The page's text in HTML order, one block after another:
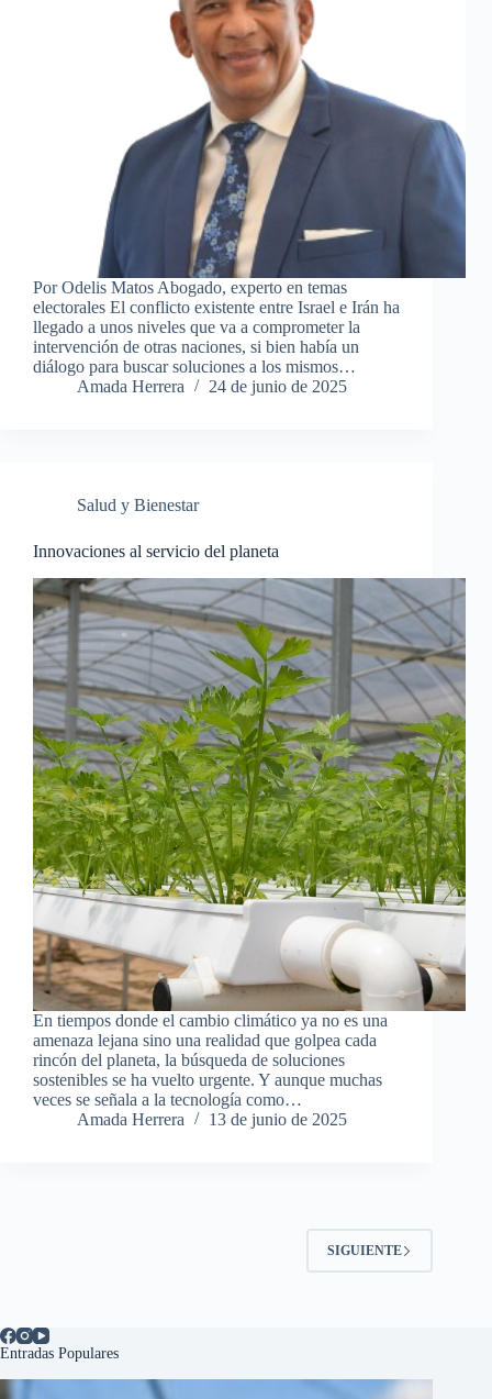
Por Odelis Matos Abogado, experto en temas
electorales El conflicto existente entre Israel e Irán ha
llegado a unos niveles que va a comprometer la
intervención de otras naciones, si bien había un
diálogo para buscar soluciones a los mismos…
Amada Herrera
24 de junio de 2025
Salud y Bienestar
Innovaciones al servicio del planeta
En tiempos donde el cambio climático ya no es una
amenaza lejana sino una realidad que golpea cada
rincón del planeta, la búsqueda de soluciones
sostenibles se ha vuelto urgente. Y aunque muchas
veces se señala a la tecnología como…
Amada Herrera
13 de junio de 2025
SIGUIENTE
Entradas Populares